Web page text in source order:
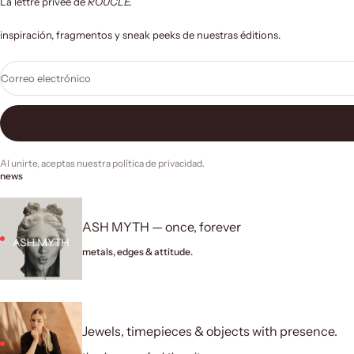
inspiración, fragmentos y sneak peeks de nuestras éditions.
Correo electrónico
Al unirte, aceptas nuestra política de privacidad.
news
ASH MYTH — once, forever
metals, edges & attitude.
Jewels, timepieces & objects with presence.